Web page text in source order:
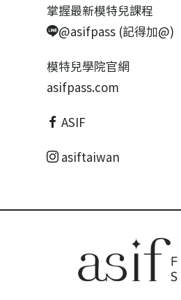
掌握最新模特兒課程
@asifpass (記得加@)
模特兒學院官網
asifpass.com
ASIF
asiftaiwan